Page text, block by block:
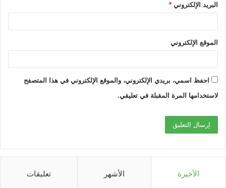
البريد الإلكتروني *
الموقع الإلكتروني
احفظ اسمي، بريدي الإلكتروني، والموقع الإلكتروني في هذا المتصفح
لاستخدامها المرة المقبلة في تعليقي.
الأخيرة الأشهر تعليقات